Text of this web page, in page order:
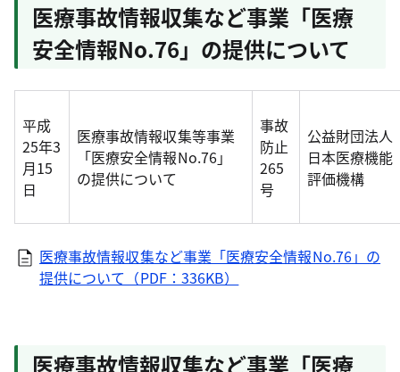
医療事故情報収集など事業「医療
安全情報No.76」の提供について
平成
25年3
月15
日
医療事故情報収集等事業
「医療安全情報No.76」
の提供について
事故
防止
265
号
公益財団法人
日本医療機能
評価機構
医療事故情報収集など事業「医療安全情報No.76」の
提供について（PDF：336KB）
医療事故情報収集など事業「医療